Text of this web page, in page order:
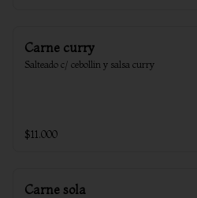
Carne curry
Salteado c/ cebollin y salsa curry
$11.000
Carne sola